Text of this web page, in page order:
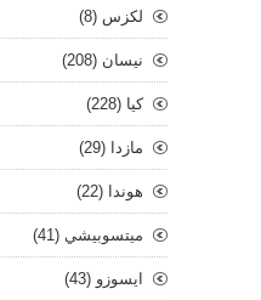
لكزس (8)
نيسان (208)
كيا (228)
مازدا (29)
هوندا (22)
ميتسوبيشي (41)
ايسوزو (43)